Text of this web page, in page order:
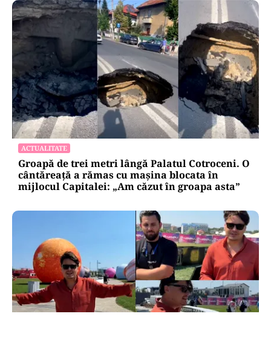
ACTUALITATE
Groapă de trei metri lângă Palatul Cotroceni. O
cântăreață a rămas cu mașina blocata în
mijlocul Capitalei: „Am căzut în groapa asta”